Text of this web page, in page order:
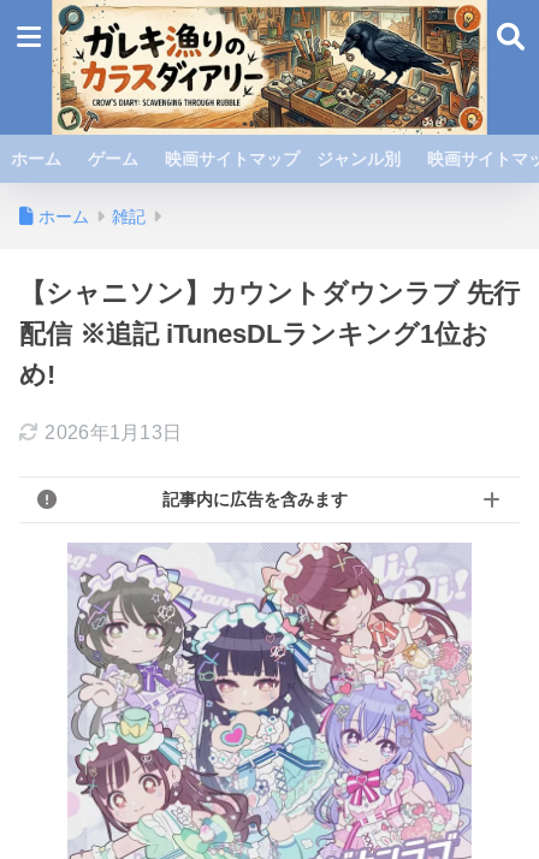
ホーム ゲーム 映画サイトマップ ジャンル別 映画サイト
ホーム 雑記
【シャニソン】カウントダウンラブ 先行
配信 ※追記 iTunesDLランキング1位お
め!
2026年1月13日
記事内に広告を含みます